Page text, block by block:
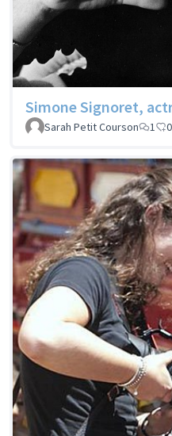
Simone Signoret,
Sarah Petit Courson
1 0